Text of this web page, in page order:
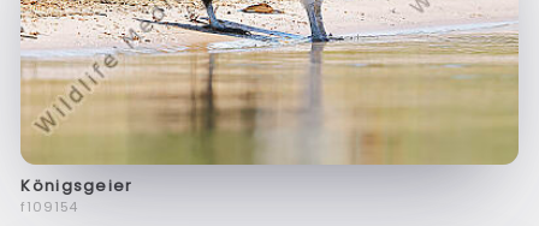
Königsgeier
f109154